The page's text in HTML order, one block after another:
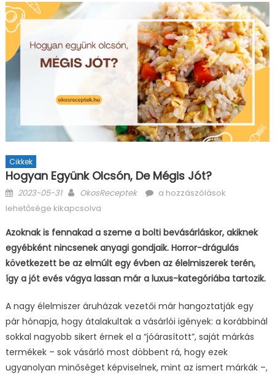
Cikkek
Hogyan Együnk Olcsón, De Mégis Jót?
Posted
on
2023-05-31 Author
OkosReceptek
Hogyan
de
mégis
jót?
bejegyzéshez
a hozzászólások
lehetősége kikapcsolva
Azoknak is fennakad a szeme a bolti bevásárláskor, akiknek
egyébként nincsenek anyagi gondjaik. Horror-drágulás
következett be az elmúlt egy évben az élelmiszerek terén,
így a jót evés vágya lassan már a luxus-kategóriába tartozik.
A nagy élelmiszer áruházak vezetői már hangoztatják egy
pár hónapja, hogy átalakultak a vásárlói igények: a korábbinál
sokkal nagyobb sikert érnek el a “jóárasított”, saját márkás
termékek – sok vásárló most döbbent rá, hogy ezek
ugyanolyan minőséget képviselnek, mint az ismert márkák –,